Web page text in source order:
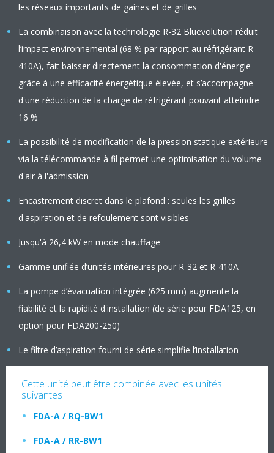
les réseaux importants de gaines et de grilles
La combinaison avec la technologie R-32 Bluevolution réduit
l’impact environnemental (68 % par rapport au réfrigérant R-
410A), fait baisser directement la consommation d'énergie
grâce à une efficacité énergétique élevée, et s’accompagne
d'une réduction de la charge de réfrigérant pouvant atteindre
16 %
La possibilité de modification de la pression statique extérieure
via la télécommande à fil permet une optimisation du volume
d'air à l'admission
Encastrement discret dans le plafond : seules les grilles
d'aspiration et de refoulement sont visibles
Jusqu'à 26,4 kW en mode chauffage
Gamme unifiée d’unités intérieures pour R-32 et R-410A
La pompe d’évacuation intégrée (625 mm) augmente la
fiabilité et la rapidité d'installation (de série pour FDA125, en
option pour FDA200-250)
Le filtre d’aspiration fourni de série simplifie l’installation
Cette unité peut être combinée avec les unités
suivantes
FDA-A / RQ-BW1
FDA-A / RR-BW1